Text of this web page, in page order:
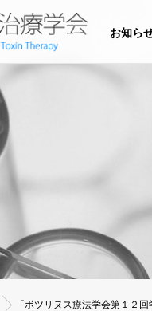
お知ら
「ボツリヌス療法学会第１２